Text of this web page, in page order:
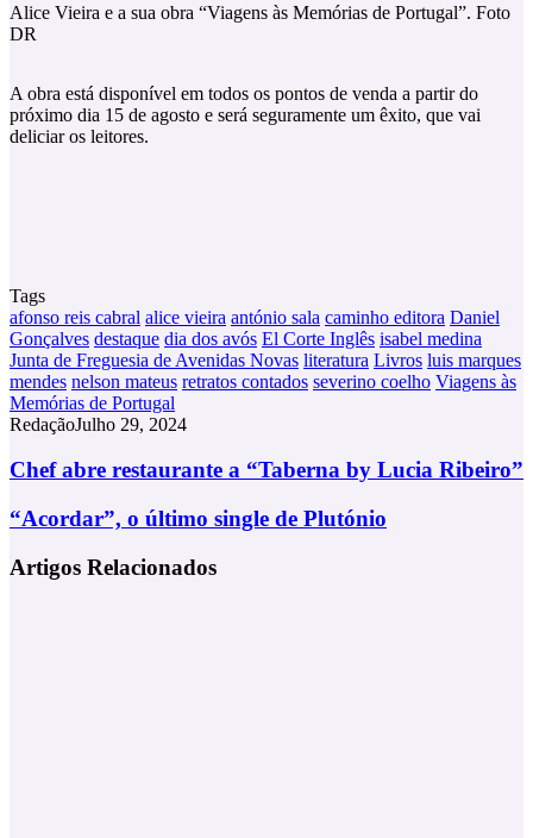
Alice Vieira e a sua obra “Viagens às Memórias de Portugal”. Foto
DR
A obra está disponível em todos os pontos de venda a partir do
próximo dia 15 de agosto e será seguramente um êxito, que vai
deliciar os leitores.
Tags
afonso reis cabral alice vieira antónio sala caminho editora Daniel
Gonçalves destaque dia dos avós El Corte Inglês isabel medina
Junta de Freguesia de Avenidas Novas literatura Livros luis marques
mendes nelson mateus retratos contados severino coelho Viagens às
Memórias de Portugal
RedaçãoJulho 29, 2024
Chef
restaurante
a
by
Chef abre restaurante a “Taberna by Lucia Ribeiro”
“Acordar”,
último
single
“Acordar”, o último single de Plutónio
Artigos Relacionados